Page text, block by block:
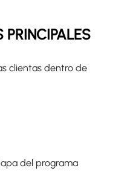
PRINCIPALES
clientas dentro de
del programa